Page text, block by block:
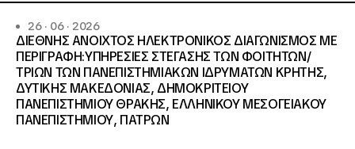
26 · 06 · 2026
ΔΙΕΘΝΗΣ ΑΝΟΙΧΤΟΣ ΗΛΕΚΤΡΟΝΙΚΟΣ ΔΙΑΓΩΝΙΣΜΟΣ ΜΕ
ΠΕΡΙΓΡΑΦΗ:ΥΠΗΡΕΣΙΕΣ ΣΤΕΓΑΣΗΣ ΤΩΝ ΦΟΙΤΗΤΩΝ/
ΤΡΙΩΝ ΤΩΝ ΠΑΝΕΠΙΣΤΗΜΙΑΚΩΝ ΙΔΡΥΜΑΤΩΝ KΡΗΤΗΣ,
ΔΥΤΙΚΗΣ ΜΑΚΕΔΟΝΙΑΣ, ΔΗΜΟΚΡΙΤΕΙΟΥ
ΠΑΝΕΠΙΣΤΗΜΙΟΥ ΘΡΑΚΗΣ, ΕΛΛΗΝΙΚΟΥ ΜΕΣΟΓΕΙΑΚΟΥ
ΠΑΝΕΠΙΣΤΗΜΙΟΥ, ΠΑΤΡΩΝ